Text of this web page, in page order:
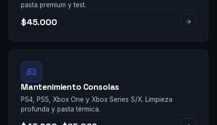
pasta premium y test.
$45.000
Mantenimiento Consolas
PS4, PS5, Xbox One y Xbox Series S/X. Limpieza
profunda y pasta térmica.